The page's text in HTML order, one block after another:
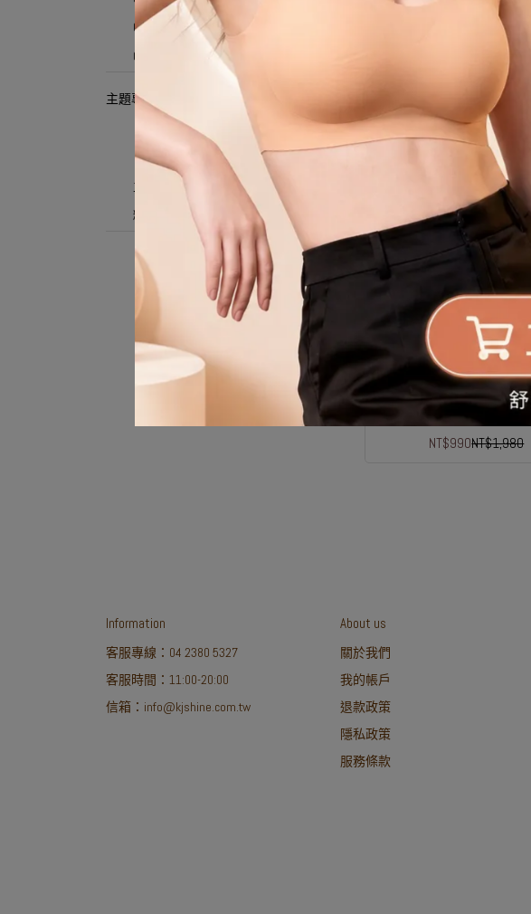
0715
0626
主題專區
【舒適好走鞋款】專區
【清涼一夏】系列
主題專區【包包控必看精選】
精選牛仔系列
0626
OCH修身上衣
NT$990NT$1,980
Information
客服專線：04 2380 5327
客服時間：11:00-20:00
信箱：info@kjshine.com.tw
About us
關於我們
我的帳戶
退款政策
隱私政策
服務條款